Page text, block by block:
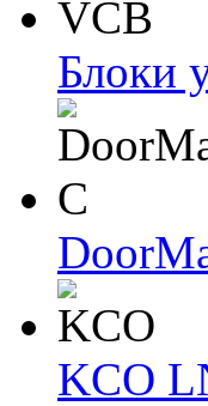
Блоки
KCO